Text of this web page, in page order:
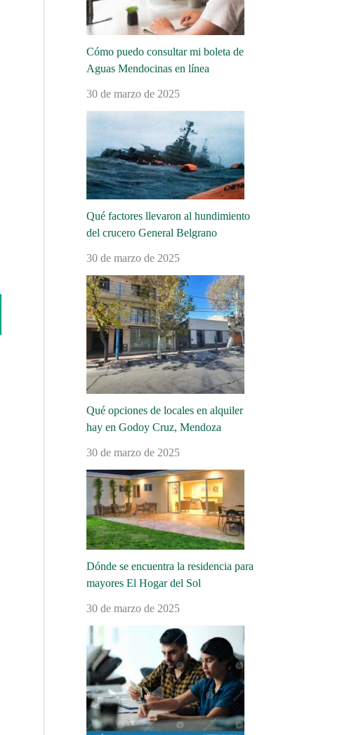
Cómo puedo consultar mi boleta de
Aguas Mendocinas en línea
30 de marzo de 2025
Qué factores llevaron al hundimiento
del crucero General Belgrano
30 de marzo de 2025
Qué opciones de locales en alquiler
hay en Godoy Cruz, Mendoza
30 de marzo de 2025
Dónde se encuentra la residencia para
mayores El Hogar del Sol
30 de marzo de 2025